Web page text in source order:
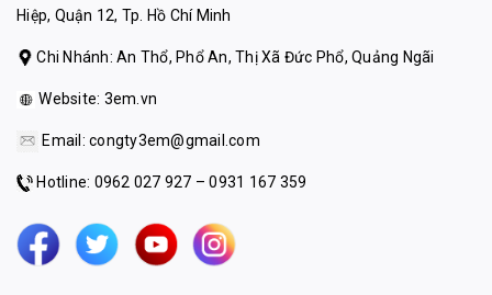
Hiệp, Quận 12, Tp. Hồ Chí Minh
Chi Nhánh: An Thổ, Phổ An, Thị Xã Đức Phổ, Quảng Ngãi
Website: 3em.vn
Email: congty3em@gmail.com
Hotline: 0962 027 927 – 0931 167 359